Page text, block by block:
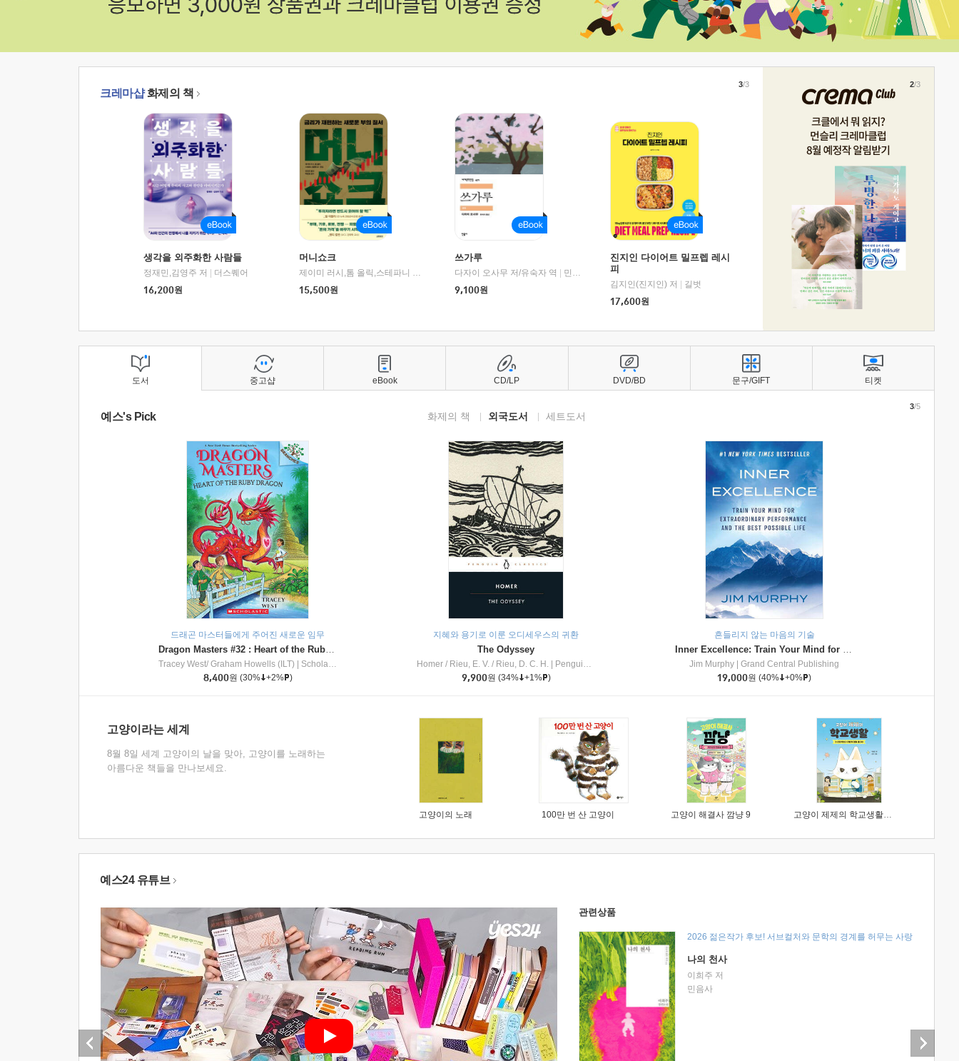
크레마샵화제의 책
생각을 외주화한 사람들
정재민,김영주 저
더스퀘어
16,200원
머니쇼크
제이미 러시,톰 올릭,스테파니 플랜더스 편저/임경은 역/박정호 감수 |
교보문고
15,500원
쓰가루
다자이 오사무 저/유숙자 역
민음사
9,100원
진지인 다이어트 밀프렙 레시
피
김지인(진지인) 저
길벗
17,600원
3/3 2/3
도서
예스's Pick 화제의 책 외국도서 세트도서
드래곤 마스터들에게 주어진 새로운 임무
Dragon Masters #32 : Heart of the Ruby Dragon (A Branches Book)
Tracey West/ Graham Howells (ILT)
Scholastic Inc
8,400원 (30% +2% )
지혜와 용기로 이룬 오디세우스의 귀환
The Odyssey
Homer / Rieu, E. V. / Rieu, D. C. H.
Penguin Group
9,900원 (34% +1% )
흔들리지 않는 마음의 기술
Inner Excellence: Train Your Mind for Extraordinary Performance and the Best Possible Life
Jim Murphy
Grand Central Publishing
19,000원 (40% +0% )
3/5
고양이라는 세계
8월 8일 세계 고양이의 날을 맞아, 고양이를 노래하는
아름다운 책들을 만나보세요.
고양이의 노래 100만 번 산 고양이 고양이 해결사 깜냥 9 고양이 제제의 학교생활 1 : 초등학생이 이렇게 힘들 줄이야
중고샵 eBook CD/LP DVD/BD 문구/GIFT 티켓
예스24 유튜브
관련상품
2026 젊은작가 후보! 서브컬처와 문학의 경계를 허무는 사랑
나의 천사
이희주 저
민음사